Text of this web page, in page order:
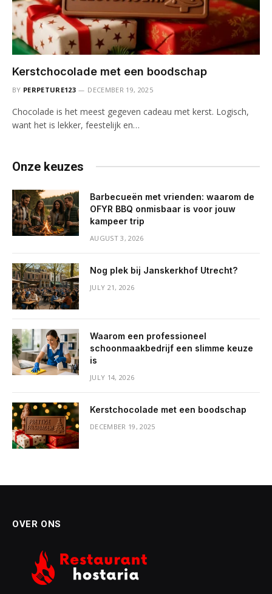
Kerstchocolade met een boodschap
BY PERPETURE123 DECEMBER 19, 2025
Chocolade is het meest gegeven cadeau met kerst. Logisch,
want het is lekker, feestelijk en…
Onze keuzes
Barbecueën met vrienden: waarom de
OFYR BBQ onmisbaar is voor jouw
kampeer trip
AUGUST 3, 2026
Nog plek bij Janskerkhof Utrecht?
JULY 21, 2026
Waarom een professioneel
schoonmaakbedrijf een slimme keuze
is
JULY 14, 2026
Kerstchocolade met een boodschap
DECEMBER 19, 2025
OVER ONS